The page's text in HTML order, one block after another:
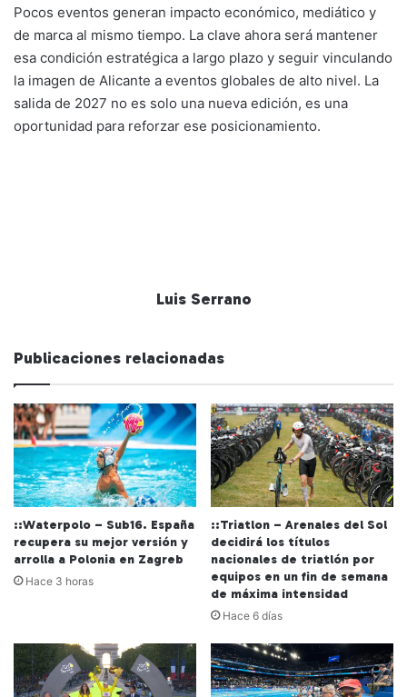
Pocos eventos generan impacto económico, mediático y
de marca al mismo tiempo. La clave ahora será mantener
esa condición estratégica a largo plazo y seguir vinculando
la imagen de Alicante a eventos globales de alto nivel. La
salida de 2027 no es solo una nueva edición, es una
oportunidad para reforzar ese posicionamiento.
Luis Serrano
Publicaciones relacionadas
::Waterpolo – Sub16. España
recupera su mejor versión y
arrolla a Polonia en Zagreb
Hace 3 horas
::Triatlon – Arenales del Sol
decidirá los títulos
nacionales de triatlón por
equipos en un fin de semana
de máxima intensidad
Hace 6 días